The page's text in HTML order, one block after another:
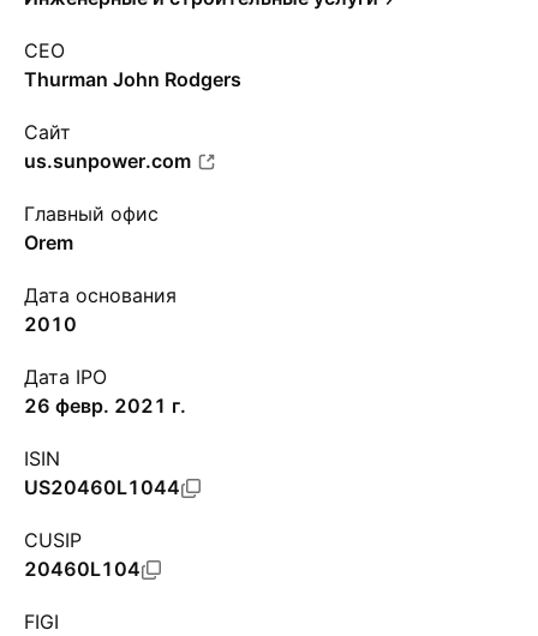
CEO
Thurman John Rodgers
Сайт
us.sunpower.com
Главный офис
Orem
Дата основания
2010
Дата IPO
26 февр. 2021 г.
ISIN
US20460L1044
CUSIP
20460L104
FIGI